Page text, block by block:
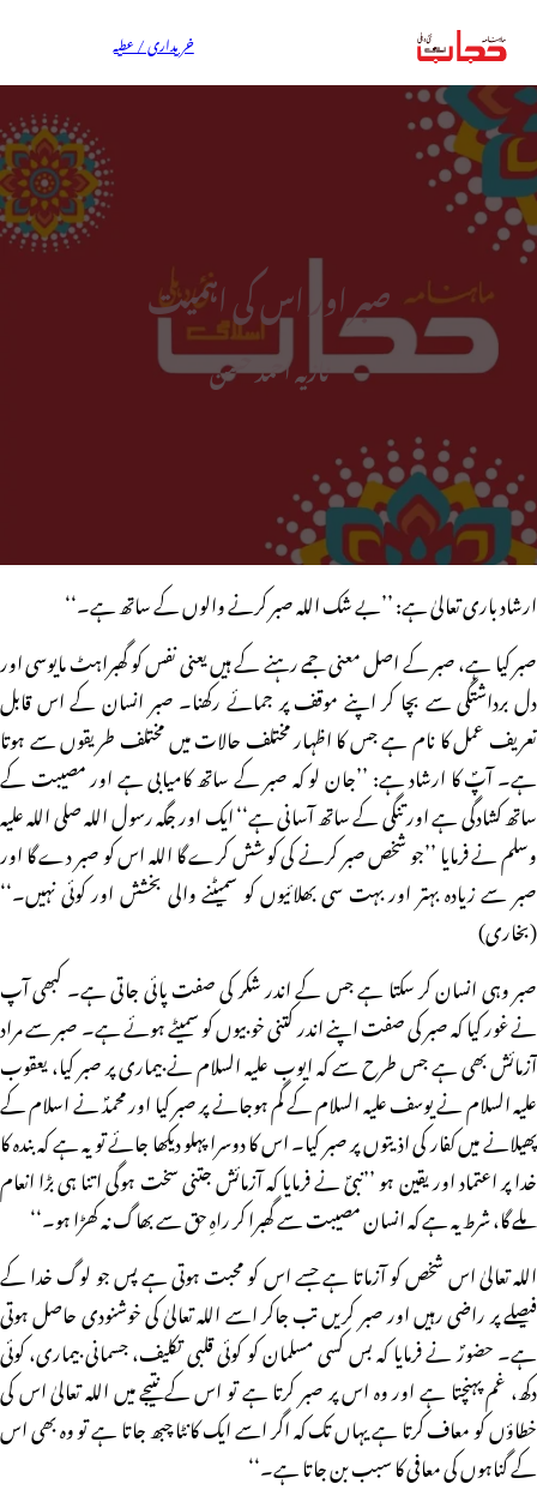
خریداری / عطیہ
صبر اور اس کی اہمیت
نازیہ احمد حسن
ارشاد باری تعالیٰ ہے: ’’بے شک اللہ صبر کرنے والوں کے ساتھ ہے۔‘‘
صبر کیا ہے، صبر کے اصل معنی جمے رہنے کے ہیں یعنی نفس کو گھبراہٹ مایوسی اور
دل برداشتگی سے بچا کر اپنے موقف پر جمائے رکھنا۔ صبر انسان کے اس قابل
تعریف عمل کا نام ہے جس کا اظہار مختلف حالات میں مختلف طریقوں سے ہوتا
ہے۔ آپؐ کا ارشاد ہے: ’’جان لو کہ صبر کے ساتھ کامیابی ہے اور مصیبت کے
ساتھ کشادگی ہے اور تنگی کے ساتھ آسانی ہے‘‘ ایک اور جگہ رسول اللہ صلی اللہ علیہ
وسلم نے فرمایا ’’جو شخص صبر کرنے کی کوشش کرے گا اللہ اس کو صبر دے گا اور
صبر سے زیادہ بہتر اور بہت سی بھلائیوں کو سمیٹنے والی بخشش اور کوئی نہیں۔‘‘
(بخاری)
صبر وہی انسان کر سکتا ہے جس کے اندر شکر کی صفت پائی جاتی ہے۔ کبھی آپ
نے غور کیا کہ صبر کی صفت اپنے اندر کتنی خوبیوں کو سمیٹے ہوئے ہے۔ صبر سے مراد
آزمائش بھی ہے جس طرح سے کہ ایوب علیہ السلام نے بیماری پر صبر کیا، یعقوب
علیہ السلام نے یوسف علیہ السلام کے گم ہوجانے پر صبر کیا اور محمدؐ نے اسلام کے
پھیلانے میں کفار کی اذیتوں پر صبر کیا۔ اس کا دوسرا پہلو دیکھا جائے تو یہ ہے کہ بندہ کا
خدا پر اعتماد اور یقین ہو ’’نبیؐ نے فرمایا کہ آزمائش جتنی سخت ہوگی اتنا ہی بڑا انعام
ملے گا، شرط یہ ہے کہ انسان مصیبت سے گھبرا کر راہِ حق سے بھاگ نہ کھڑا ہو۔‘‘
اللہ تعالیٰ اس شخص کو آزماتا ہے جسے اس کو محبت ہوتی ہے پس جو لوگ خدا کے
فیصلے پر راضی رہیں اور صبر کریں تب جاکر اسے اللہ تعالیٰ کی خوشنودی حاصل ہوتی
ہے۔ حضورؐ نے فرمایا کہ بس کسی مسلمان کو کوئی قلبی تکلیف، جسمانی بیماری، کوئی
دکھ، غم پہنچتا ہے اور وہ اس پر صبر کرتا ہے تو اس کے نتیجے میں اللہ تعالیٰ اس کی
خطاؤں کو معاف کرتا ہے یہاں تک کہ اگر اسے ایک کانٹا چبھ جاتا ہے تو وہ بھی اس
کے گناہوں کی معافی کا سبب بن جاتا ہے۔‘‘